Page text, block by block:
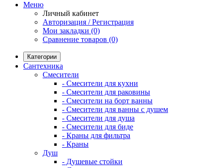
Меню
Личный кабинет
Авторизация / Регистрация
Мои закладки (0)
Сравнение товаров (0)
Категории
Сантехника
Смесители
- Смесители для кухни
- Смесители для раковины
- Смесители на борт ванны
- Смесители для ванны с душем
- Смесители для душа
- Смесители для биде
- Краны для фильтра
- Краны
Душ
- Душевые стойки